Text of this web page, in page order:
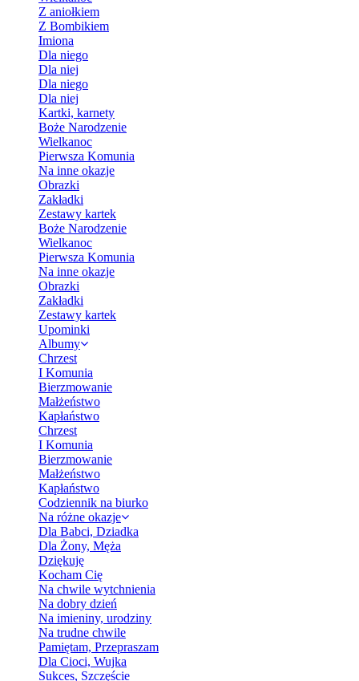
Z aniołkiem
Z Bombikiem
Imiona
Dla niego
Dla niej
Dla niego
Dla niej
Kartki, karnety
Boże Narodzenie
Wielkanoc
Pierwsza Komunia
Na inne okazje
Obrazki
Zakładki
Zestawy kartek
Boże Narodzenie
Wielkanoc
Pierwsza Komunia
Na inne okazje
Obrazki
Zakładki
Zestawy kartek
Upominki
Albumy
Chrzest
I Komunia
Bierzmowanie
Małżeństwo
Kapłaństwo
Chrzest
I Komunia
Bierzmowanie
Małżeństwo
Kapłaństwo
Codziennik na biurko
Na różne okazje
Dla Babci, Dziadka
Dla Żony, Męża
Dziękuję
Kocham Cię
Na chwile wytchnienia
Na dobry dzień
Na imieniny, urodziny
Na trudne chwile
Pamiętam, Przepraszam
Dla Cioci, Wujka
Sukces, Szczęście